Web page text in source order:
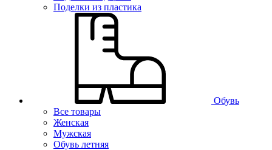
Поделки из пластика
Обувь
Все товары
Женская
Мужская
Обувь летняя